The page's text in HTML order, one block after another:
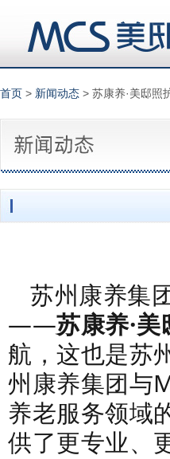
首页 > 新闻动态 > 苏康养·美邸照
苏州康养集
——苏康养·
航，这也是苏
州康养集团与
养老服务领域
供了更专业、